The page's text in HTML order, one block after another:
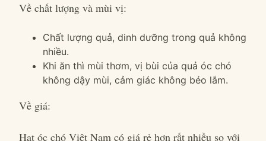
Về chất lượng và mùi vị:
Chất lượng quả, dinh dưỡng trong quả không
nhiều.
Khi ăn thì mùi thơm, vị bùi của quả óc chó
không dậy mùi, cảm giác không béo lắm.
Về giá:
Hạt óc chó Việt Nam có giá rẻ hơn rất nhiều so với